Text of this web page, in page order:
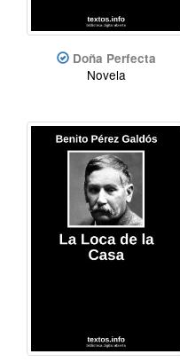
Doña Perfecta
Novela